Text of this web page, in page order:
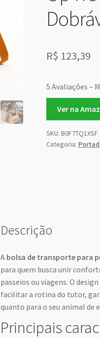
R$ 123,39
5 Avaliações –
Ver na
SKU: B0F7TQ1XSF
Categoria:
Descrição
A bolsa de transporte para
para quem busca unir
passeios ou viagens. O
facilitar a rotina do tutor,
quanto para o seu animal de
Principais